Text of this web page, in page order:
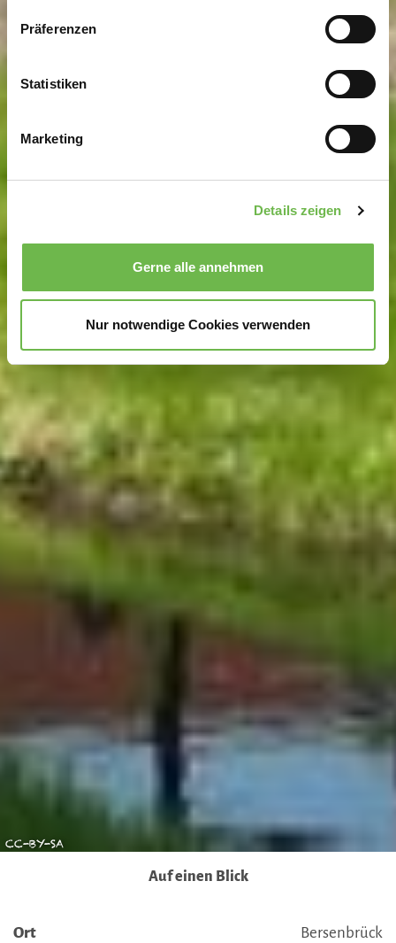
Informationen über Ihre geografische Lage
können
bestimmten Merkmalen (Fingerprinting) identifizieren
Erfahren Sie mehr darüber, wie Ihre persönlichen Daten
zu können und die Zugriffe auf unsere Website zu
analysieren.Danke, dass Sie uns in unserer Arbeit
unterstützen!
erhobenen Daten in den USA durch Google und
Indem Sie auf "Gerne Alle annehmen" oder
Präferenzen, Statistiken oder Marketing ankreuzen und
auf „Auswahl manuell festlegen“ klicken, willigen Sie
zugleich gem. Art. 49 Abs. 1 S. 1 lit. a DSGVO ein, dass
Ihre Daten in den USA verarbeitet werden. Die USA
werden vom Europäischen Gerichtshof als ein Land mit
einem nach EU-Standards unzureichendem
Datenschutzniveau eingeschätzt. Es besteht
insbesondere das Risiko, dass Ihre Daten durch US-
verarbeitet werden können. Wenn Sie auf "Auswahl
manuell festlegen" klicken und keine der optionalen
Boxen (Präferenzen, Statistiken oder Marketing
Impressum
Präferenzen
Statistiken
Marketing
Details zeigen
Gerne alle annehmen
Nur notwendige Cookies verwenden
CC-BY-SA
Auf einen Blick
Ort Bersenbrück